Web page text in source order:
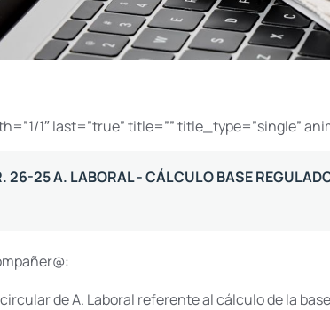
1″ last=”true” title=”” title_type=”single”
26-25 A. LABORAL - CÁLCULO BASE
de A. Laboral referente al cálculo de la